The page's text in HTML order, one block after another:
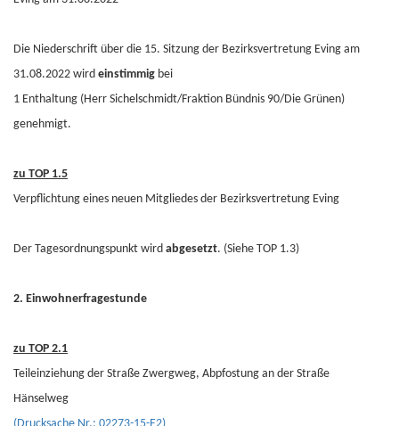
Die Niederschrift über die 15. Sitzung der Bezirksvertretung Eving am
31.08.2022 wird einstimmig bei
1 Enthaltung (Herr Sichelschmidt/Fraktion Bündnis 90/Die Grünen)
genehmigt.
zu TOP 1.5
Verpflichtung eines neuen Mitgliedes der Bezirksvertretung Eving
Der Tagesordnungspunkt wird abgesetzt. (Siehe TOP 1.3)
2. Einwohnerfragestunde
zu TOP 2.1
Teileinziehung der Straße Zwergweg, Abpfostung an der Straße
Hänselweg